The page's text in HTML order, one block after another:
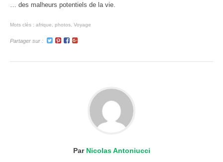
… des malheurs potentiels de la vie.
Mots clés : afrique, photos, Voyage
Partager sur :
Par Nicolas Antoniucci